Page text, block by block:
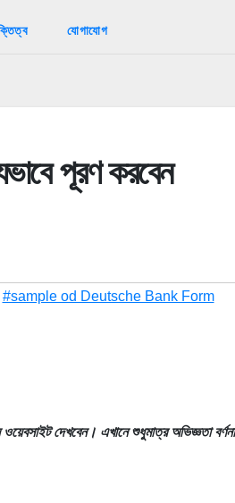
যোগাযোগ
পূরণ করবেন
#sample od Deutsche Bank Form
দেখবেন। এখানে শুধুমাত্র অভিজ্ঞতা